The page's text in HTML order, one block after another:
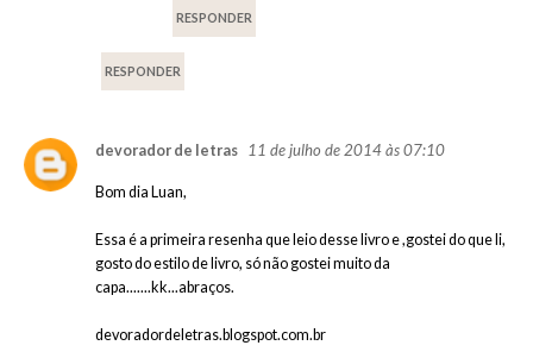
RESPONDER
RESPONDER
devorador de letras 11 de julho de 2014 às 07:10
Bom dia Luan,
Essa é a primeira resenha que leio desse livro e ,gostei do que li,
gosto do estilo de livro, só não gostei muito da
capa.......kk...abraços.
devoradordeletras.blogspot.com.br